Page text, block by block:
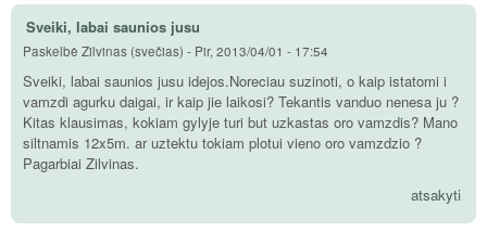
Sveiki, labai saunios jusu
Paskelbė Zilvinas (svečias) - Pir, 2013/04/01 - 17:54
Sveiki, labai saunios jusu idejos.Noreciau suzinoti, o kaip istatomi i
vamzdi agurku daigai, ir kaip jie laikosi? Tekantis vanduo nenesa ju ?
Kitas klausimas, kokiam gylyje turi but uzkastas oro vamzdis? Mano
siltnamis 12x5m. ar uztektu tokiam plotui vieno oro vamzdzio ?
Pagarbiai Zilvinas.
atsakyti